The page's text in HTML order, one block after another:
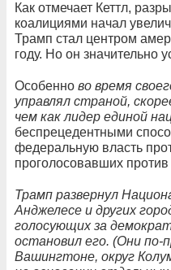
Как отмечает Кеттл,
коалициями начал
Трамп стал центром
году. Но он значительно
Особенно во время
управлял страной,
чем как лидер единой
беспрецедентными
федеральную власть
проголосовавших против
Трамп развернул
Анджелесе и других
голосующих за
остановил его. (Они по-
Вашингтоне, округ